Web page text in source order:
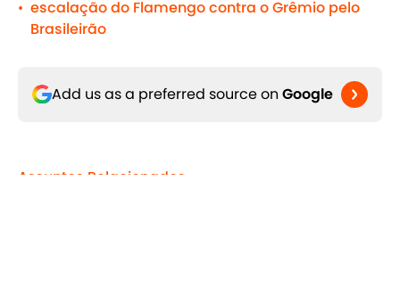
• escalação do Flamengo contra o Grêmio pelo
Brasileirão
Add us as a preferred source on Google
Assuntos Relacionados